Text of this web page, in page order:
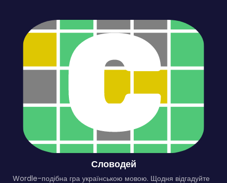
Словодей
Wordle-подібна гра українською мовою. Щодня відгадуйте